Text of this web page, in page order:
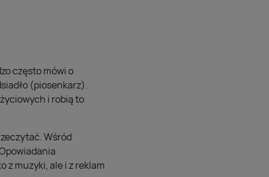
często mówi o
(piosenkarz).
i robią to
Wśród
z muzyki, ale i z reklam